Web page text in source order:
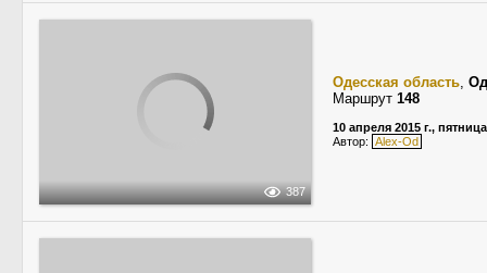
387
Одесская область,
Маршрут 148
10 апреля 2015 г., пятница
Автор: Alex-Od